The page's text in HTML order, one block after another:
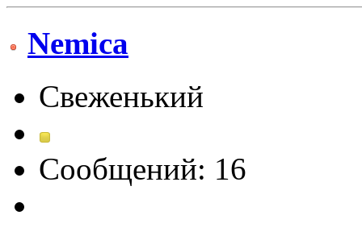
Nemica
Свеженький
Сообщений: 16